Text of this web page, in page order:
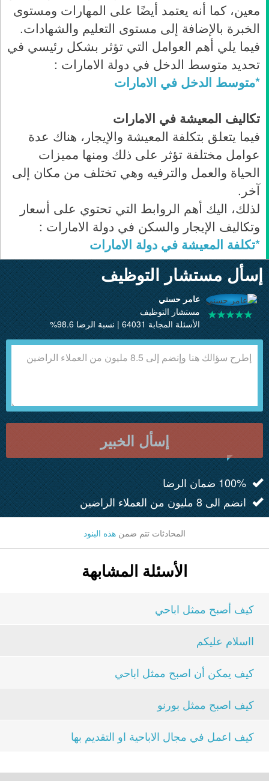
معين، كما أنه يعتمد أيضًا على المهارات ومستوى
الخبرة بالإضافة إلى مستوى التعليم والشهادات.
فيما يلي أهم العوامل التي تؤثر بشكل رئيسي في
تحديد متوسط الدخل في دولة الامارات :
*متوسط الدخل في الامارات
تكاليف المعيشة في الامارات
فيما يتعلق بتكلفة المعيشة والإيجار، هناك عدة
عوامل مختلفة تؤثر على ذلك ومنها مميزات
الحياة والعمل والترفيه وهي تختلف من مكان إلى
آخر.
لذلك، اليك أهم الروابط التي تحتوي على أسعار
وتكاليف الإيجار والسكن في دولة الامارات :
*تكلفة المعيشة في دولة الامارات
إسأل مستشار التوظيف
عامر حسني
مستشار التوظيف
الأسئلة المجابة 64031 | نسبة الرضا 98.6%
إسأل الخبير
100% ضمان الرضا
انضم الى 8 مليون من العملاء الراضين
المحادثات تتم ضمن هذه البنود
الأسئلة المشابهة
كيف أصبح ممثل اباحي
ااسلام عليكم
كيف يمكن أن اصبح ممثل اباحي
كيف اصبح ممثل بورنو
كيف اعمل في مجال الاباحية او التقديم بها